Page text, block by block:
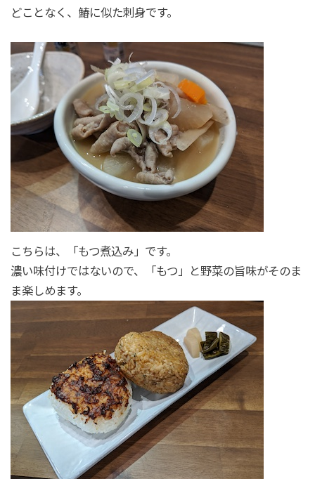
どことなく、鰆に似た刺身です。
こちらは、「もつ煮込み」です。
濃い味付けではないので、「もつ」と野菜の旨味がそのま
ま楽しめます。